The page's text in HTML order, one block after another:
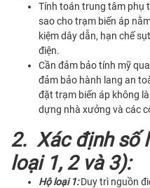
Tính toán trung tâm phụ
sao cho trạm biến áp
kiệm dây dẫn, hạn chế
điện.
Cần đảm bảo tính mỹ
đảm bảo hành lang an
đặt trạm biến áp không
dựng nhà xưởng và các
2. Xác định số
loại 1, 2 và 3):
Hộ loại 1:Duy trì nguồn